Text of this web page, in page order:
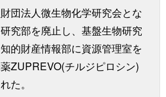
団法人微生物化学研究会とな
究部を廃止し、基盤生物研究
的財産情報部に資源管理室を
ZUPREVO(チルジピロシン)
た。